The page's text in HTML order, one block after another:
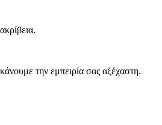
την εμπειρία σας αξέχαστη.